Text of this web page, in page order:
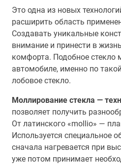
Это одна из новых
расширить область
Создавать уникальные
внимание и принести в
комфорта. Подобное стекло
автомобиле, именно по
лобовое стекло.
Моллирование стекла —
позволяет получить
От латинского «mollio» —
Используется специальное
сначала нагревается при
уже потом принимает